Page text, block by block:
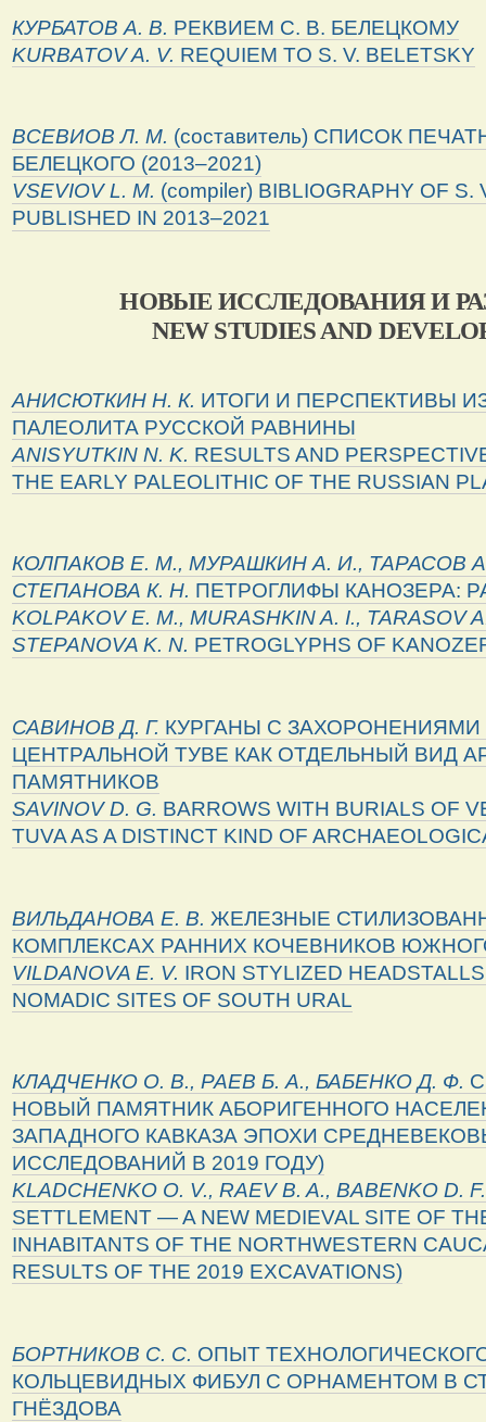
КУРБАТОВ А. В. РЕКВИЕМ С. В. БЕЛЕЦКОМУ
KURBATOV A. V. REQUIEM TO S. V. BELETSKY
ВСЕВИОВ Л. М. (составитель) СПИСОК
БЕЛЕЦКОГО (2013–2021)
VSEVIOVL. M. (compiler) BIBLIOGRAPHY OF S.
PUBLISHED IN 2013–2021
НОВЫЕ ИССЛЕДОВАНИЯ И
NEW STUDIES AND
АНИСЮТКИН Н. К. ИТОГИ И ПЕРСПЕКТИВЫ
ПАЛЕОЛИТА РУССКОЙ РАВНИНЫ
ANISYUTKIN N. K. RESULTS AND
THE EARLY PALEOLITHIC OF THE RUSSIAN
КОЛПАКОВ Е. М., МУРАШКИН А. И., ТАРАСОВ
СТЕПАНОВА К. Н. ПЕТРОГЛИФЫ КАНОЗЕРА:
KOLPAKOV E. M., MURASHKIN A. I., TARASOV
STEPANOVA K. N. PETROGLYPHS OF
САВИНОВ Д. Г. КУРГАНЫ С ЗАХОРОНЕНИЯМИ
ЦЕНТРАЛЬНОЙ ТУВЕ КАК ОТДЕЛЬНЫЙ ВИД
ПАМЯТНИКОВ
SAVINOV D. G. BARROWS WITH BURIALS OF
TUVA AS A DISTINCT KIND OF
ВИЛЬДАНОВА Е. В. ЖЕЛЕЗНЫЕ
КОМПЛЕКСАХ РАННИХ КОЧЕВНИКОВ
VILDANOVA E. V. IRON STYLIZED
NOMADIC SITES OF SOUTH URAL
КЛАДЧЕНКО О. В., РАЕВ Б. А., БАБЕНКО Д. Ф.
НОВЫЙ ПАМЯТНИК АБОРИГЕННОГО
ЗАПАДНОГО КАВКАЗА ЭПОХИ
ИССЛЕДОВАНИЙ В 2019 ГОДУ)
KLADCHENKO O. V., RAEV B. A., BABENKO D. F.
SETTLEMENT — A NEW MEDIEVAL SITE OF
INHABITANTS OF THE NORTHWESTERN
RESULTS OF THE 2019 EXCAVATIONS)
БОРТНИКОВ С. С. ОПЫТ
КОЛЬЦЕВИДНЫХ ФИБУЛ С ОРНАМЕНТОМ В
ГНЁЗДОВА